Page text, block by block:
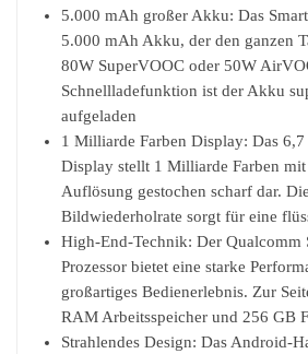
5.000 mAh großer Akku: Das
5.000 mAh Akku, der den ganzen
80W SuperVOOC oder 50W
Schnellladefunktion ist der Akku
aufgeladen
1 Milliarde Farben Display: Das
Display stellt 1 Milliarde Farben
Auflösung gestochen scharf dar.
Bildwiederholrate sorgt für eine
High-End-Technik: Der Qualcomm
Prozessor bietet eine starke
großartiges Bedienerlebnis. Zur
RAM Arbeitsspeicher und 256 GB
Strahlendes Design: Das Android-